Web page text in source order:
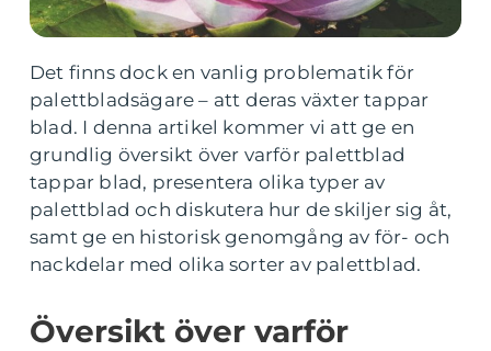
Det finns dock en vanlig problematik för
palettbladsägare – att deras växter tappar
blad. I denna artikel kommer vi att ge en
grundlig översikt över varför palettblad
tappar blad, presentera olika typer av
palettblad och diskutera hur de skiljer sig åt,
samt ge en historisk genomgång av för- och
nackdelar med olika sorter av palettblad.
Översikt över varför